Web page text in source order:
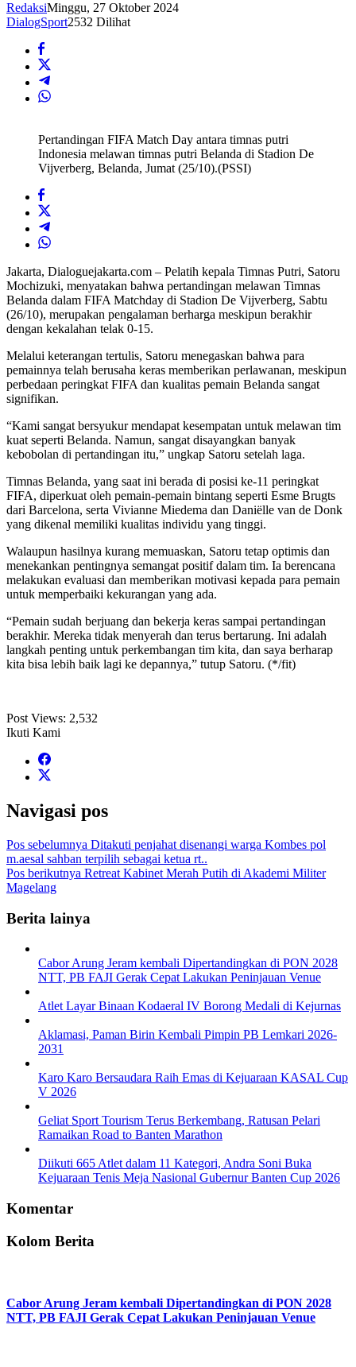
RedaksiMinggu, 27 Oktober 2024
DialogSport2532 Dilihat
Pertandingan FIFA Match Day antara timnas putri
Indonesia melawan timnas putri Belanda di Stadion De
Vijverberg, Belanda, Jumat (25/10).(PSSI)
Jakarta, Dialoguejakarta.com – Pelatih kepala Timnas Putri, Satoru
Mochizuki, menyatakan bahwa pertandingan melawan Timnas
Belanda dalam FIFA Matchday di Stadion De Vijverberg, Sabtu
(26/10), merupakan pengalaman berharga meskipun berakhir
dengan kekalahan telak 0-15.
Melalui keterangan tertulis, Satoru menegaskan bahwa para
pemainnya telah berusaha keras memberikan perlawanan, meskipun
perbedaan peringkat FIFA dan kualitas pemain Belanda sangat
signifikan.
“Kami sangat bersyukur mendapat kesempatan untuk melawan tim
kuat seperti Belanda. Namun, sangat disayangkan banyak
kebobolan di pertandingan itu,” ungkap Satoru setelah laga.
Timnas Belanda, yang saat ini berada di posisi ke-11 peringkat
FIFA, diperkuat oleh pemain-pemain bintang seperti Esme Brugts
dari Barcelona, serta Vivianne Miedema dan Daniëlle van de Donk
yang dikenal memiliki kualitas individu yang tinggi.
Walaupun hasilnya kurang memuaskan, Satoru tetap optimis dan
menekankan pentingnya semangat positif dalam tim. Ia berencana
melakukan evaluasi dan memberikan motivasi kepada para pemain
untuk memperbaiki kekurangan yang ada.
“Pemain sudah berjuang dan bekerja keras sampai pertandingan
berakhir. Mereka tidak menyerah dan terus bertarung. Ini adalah
langkah penting untuk perkembangan tim kita, dan saya berharap
kita bisa lebih baik lagi ke depannya,” tutup Satoru. (*/fit)
Post Views: 2,532
Ikuti Kami
Navigasi pos
Pos sebelumnya Ditakuti penjahat disenangi warga Kombes pol
m.aesal sahban terpilih sebagai ketua rt..
Pos berikutnya Retreat Kabinet Merah Putih di Akademi Militer
Magelang
Berita lainya
Cabor Arung Jeram kembali Dipertandingkan di PON 2028
NTT, PB FAJI Gerak Cepat Lakukan Peninjauan Venue
Atlet Layar Binaan Kodaeral IV Borong Medali di Kejurnas
Aklamasi, Paman Birin Kembali Pimpin PB Lemkari 2026-
2031
Karo Karo Bersaudara Raih Emas di Kejuaraan KASAL Cup
V 2026
Geliat Sport Tourism Terus Berkembang, Ratusan Pelari
Ramaikan Road to Banten Marathon
Diikuti 665 Atlet dalam 11 Kategori, Andra Soni Buka
Kejuaraan Tenis Meja Nasional Gubernur Banten Cup 2026
Komentar
Kolom Berita
Cabor Arung Jeram kembali Dipertandingkan di PON 2028
NTT, PB FAJI Gerak Cepat Lakukan Peninjauan Venue